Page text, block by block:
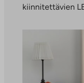
kiinnitettävien